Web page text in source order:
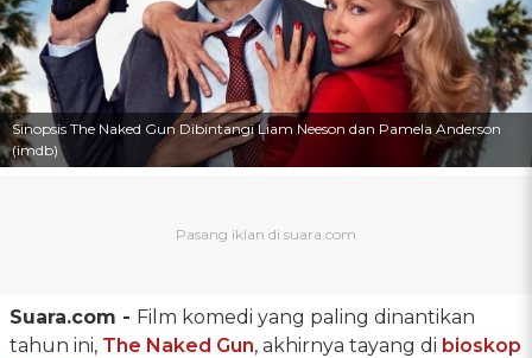
Sinopsis The Naked Gun Dibintangi Liam Neeson dan Pamela Anderson
(imdb)
Suara.com - Film komedi yang paling dinantikan
tahun ini, The Naked Gun, akhirnya tayang di bioskop